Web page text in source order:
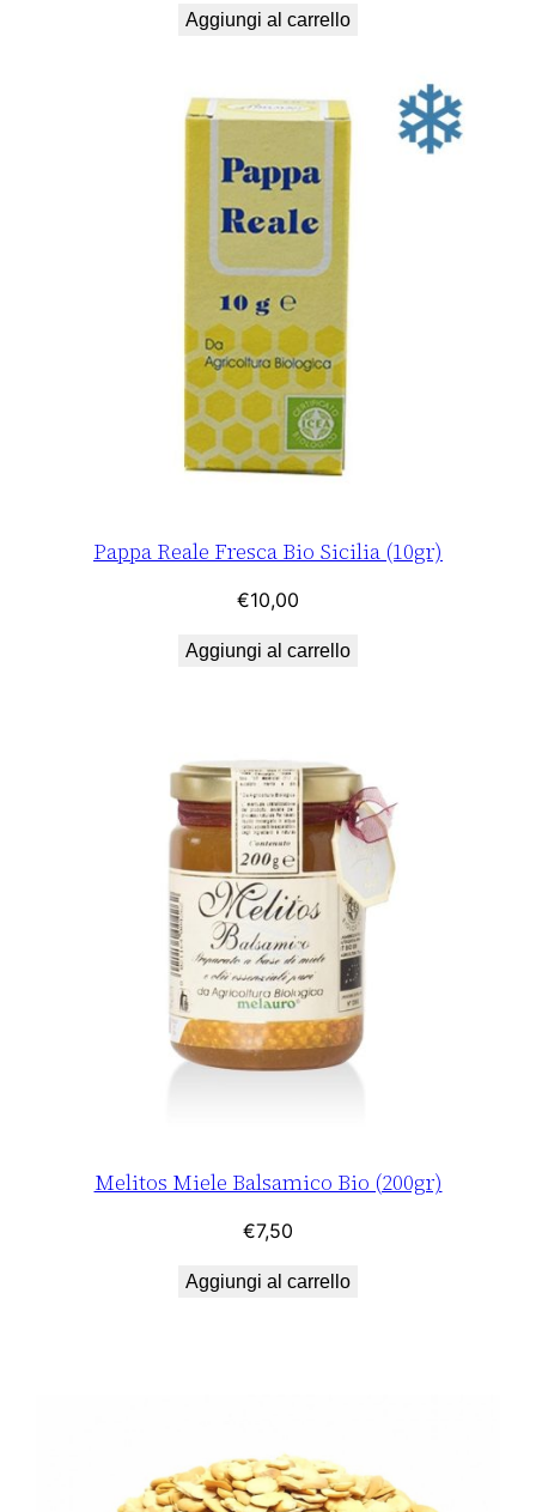
Aggiungi al carrello
Pappa Reale Fresca Bio Sicilia (10gr)
€10,00
Aggiungi al carrello
Melitos Miele Balsamico Bio (200gr)
€7,50
Aggiungi al carrello